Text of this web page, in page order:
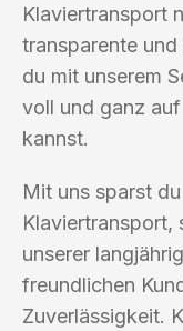
Klaviertransport
transparente
du mit unserem
voll und ganz
kannst.
Mit uns sparst
Klaviertransport,
unserer
freundlichen
Zuverlässigkeit.